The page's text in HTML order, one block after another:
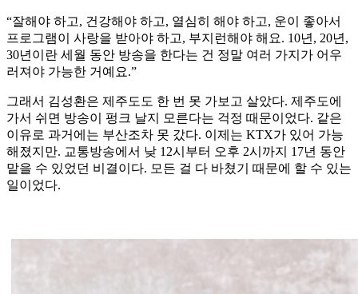
“잘해야 하고, 건강해야 하고, 열심히 해야 하고, 운이 좋아서
프로그램이 사랑을 받아야 하고, 부지런해야 해요. 10년, 20년,
30년이란 세월 동안 방송을 한다는 건 정말 여러 가지가 어우
러져야 가능한 거예요.”
그래서 김성환은 제주도도 한 번 못 가보고 살았다. 제주도에
가서 쉬면 방송이 펑크 날지 모른다는 걱정 때문이었다. 같은
이유로 과거에는 부산조차 못 갔다. 이제는 KTX가 있어 가능
해졌지만. 교통방송에서 낮 12시부터 오후 2시까지 17년 동안
맡을 수 있었던 비결이다. 모든 걸 다 바쳤기 때문에 할 수 있는
일이었다.